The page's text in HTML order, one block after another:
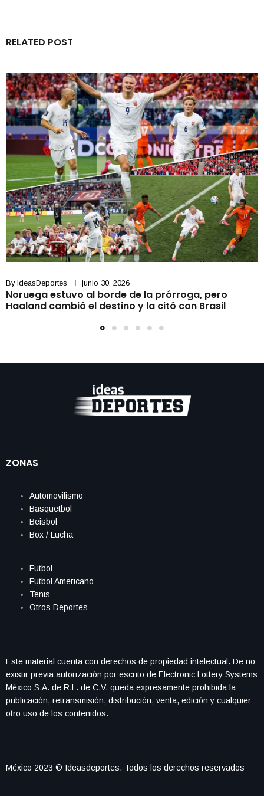
RELATED POST
By IdeasDeportes junio 30, 2026
Noruega estuvo al borde de la prórroga, pero
Haaland cambió el destino y la citó con Brasil
ZONAS
Automovilismo
Basquetbol
Beisbol
Box / Lucha
Futbol
Futbol Americano
Tenis
Otros Deportes
Este material cuenta con derechos de propiedad intelectual. De no
existir previa autorización por escrito de Electronic Lottery Systems
México S.A. de R.L. de C.V. queda expresamente prohibida la
publicación, retransmisión, distribución, venta, edición y cualquier
otro uso de los contenidos.
México 2023 © Ideasdeportes. Todos los derechos reservados